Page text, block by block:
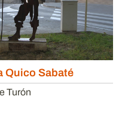
Quico Sabaté
Turón